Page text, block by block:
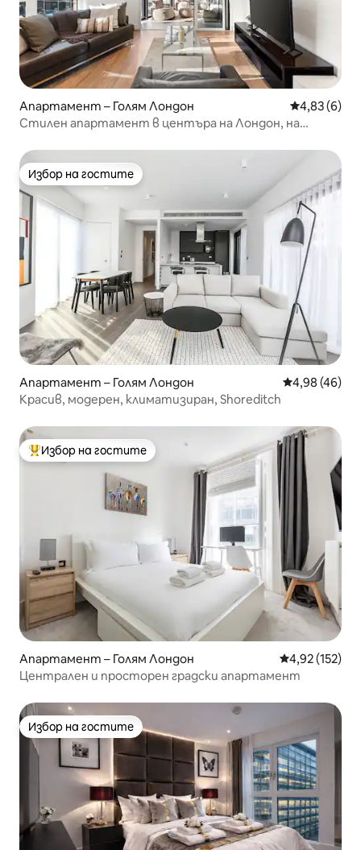
Апартамент – Голям Лондон Средна
4,83 (6)
Стилен апартамент в центъра на Лондон, на
Избор на гостите
Избор на гостите
Апартамент – Голям Лондон Средна
4,98 (46)
Красив, модерен, климатизиран, Shoreditch
Най-популярен избор на гостите
Избор на гостите
Апартамент – Голям Лондон Средна
4,92 (152)
Централен и просторен градски апартамент
Избор на гостите
Избор на гостите